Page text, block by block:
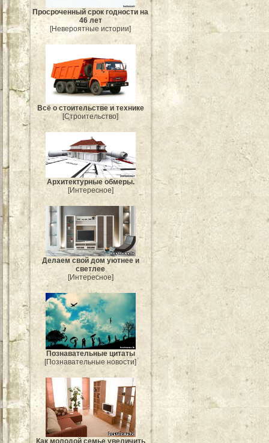
Просроченный срок годности на
46 лет
[Невероятные истории]
Всё о стоительстве и технике
[Строительство]
Архитектурные обмеры.
[Интересное]
Делаем свой дом уютнее и
светлее
[Интересное]
Познавательные цитаты
[Познавательные новости]